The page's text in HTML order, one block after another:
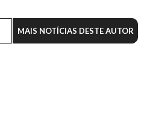
MAIS NOTÍCIAS DESTE AUTOR